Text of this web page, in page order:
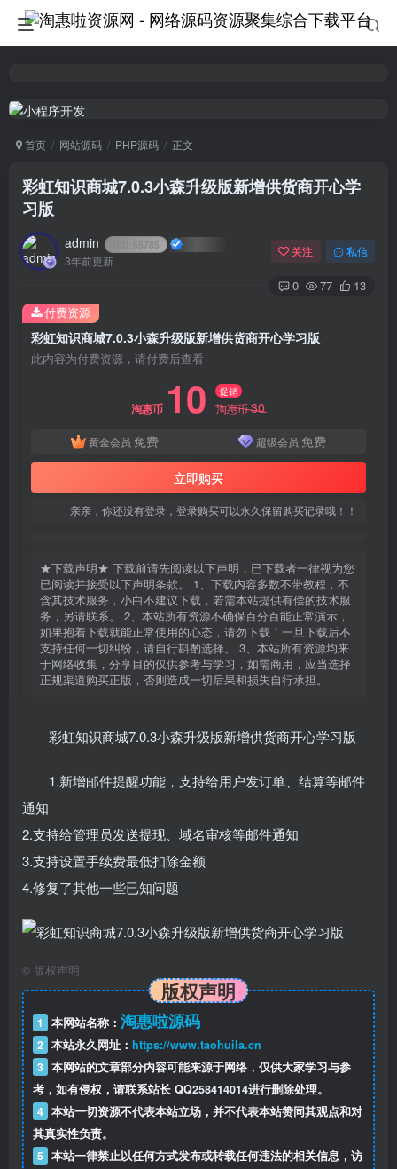
首页 网站源码 PHP源码 正文
彩虹知识商城7.0.3小森升级版新增供货商开心学
习版
admin 65785
3年前更新
关注 私信
0 77 13
彩虹知识商城7.0.3小森升级版新增供货商开心学习版
此内容为付费资源，请付费后查看
淘惠币 10 促销
淘惠币30
黄金会员 免费 超级会员 免费
立即购买
亲亲，你还没有登录，登录购买可以永久保留购买记录哦！！
★下载声明★ 下载前请先阅读以下声明，已下载者一律视为您
已阅读并接受以下声明条款。 1、下载内容多数不带教程，不
含其技术服务，小白不建议下载，若需本站提供有偿的技术服
务，另请联系。 2、本站所有资源不确保百分百能正常演示，
如果抱着下载就能正常使用的心态，请勿下载！一旦下载后不
支持任何一切纠纷，请自行斟酌选择。 3、本站所有资源均来
于网络收集，分享目的仅供参考与学习，如需商用，应当选择
正规渠道购买正版，否则造成一切后果和损失自行承担。
付费资源
彩虹知识商城7.0.3小森升级版新增供货商开心学习版
1.新增邮件提醒功能，支持给用户发订单、结算等邮件
通知
2.支持给管理员发送提现、域名审核等邮件通知
3.支持设置手续费最低扣除金额
4.修复了其他一些已知问题
© 版权声明
版权声明
1 本网站名称： 淘惠啦源码
2 本站永久网址： https://www.taohuila.cn
3 本网站的文章部分内容可能来源于网络，仅供大家学习与参
考，如有侵权，请联系站长 QQ258414014进行删除处理。
4 本站一切资源不代表本站立场，并不代表本站赞同其观点和对
其真实性负责。
5 本站一律禁止以任何方式发布或转载任何违法的相关信息，访